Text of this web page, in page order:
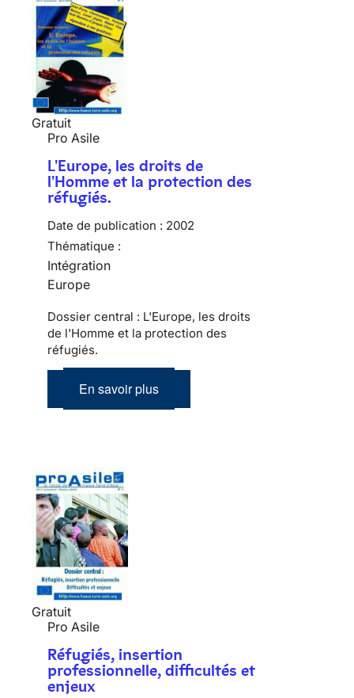
Gratuit
Pro Asile
L'Europe, les droits de
l'Homme et la protection des
réfugiés.
Date de publication : 2002
Thématique :
Intégration
Europe
Dossier central : L'Europe, les droits
de l'Homme et la protection des
réfugiés.
En savoir plus
Gratuit
Pro Asile
Réfugiés, insertion
professionnelle, difficultés et
enjeux